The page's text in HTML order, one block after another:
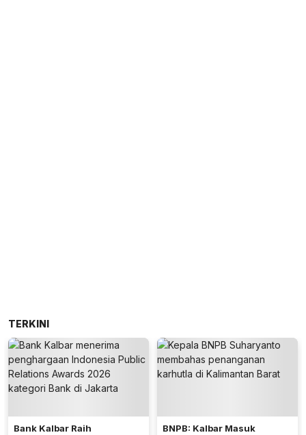
TERKINI
Bank Kalbar Raih
BNPB: Kalbar Masuk